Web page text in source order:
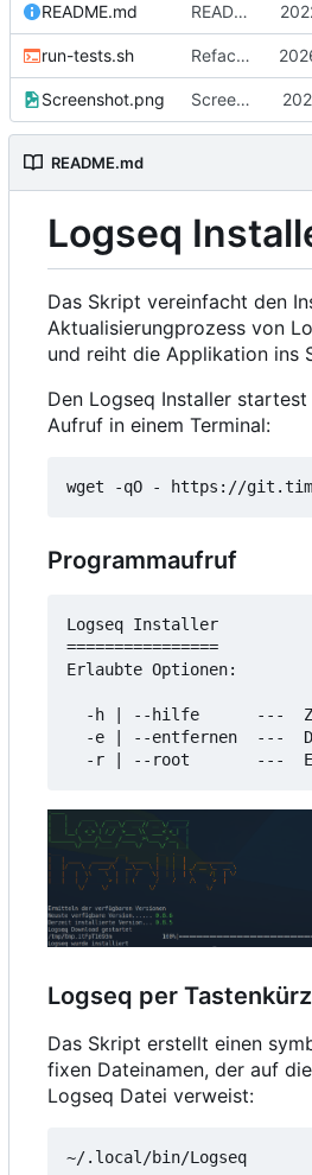
README.md README um Hinweis auf symbolischen Link ergänzt
run-tests.sh Refactoring & portable Testpfade
Screenshot.png Screenshot erneuert
README.md
Logseq
Das Skript vereinfacht den
Aktualisierungprozess von
und reiht die Applikation ins
Den Logseq Installer
Aufruf in einem Terminal:
wget -qO - https://
Programmaufruf
Logseq Installer
================
Erlaubte Optionen:
-h | --hilfe      ---
-e | --entfernen  ---
Logseq per
Das Skript erstellt einen
fixen Dateinamen, der auf
Logseq Datei verweist: